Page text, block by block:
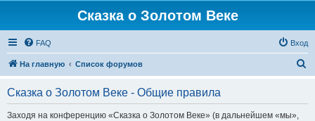
Сказка о Золотом Веке
FAQ Вход
На главную Список форумов
Сказка о Золотом Веке - Общие правила
Заходя на конференцию «Сказка о Золотом Веке» (в дальнейшем «мы»,